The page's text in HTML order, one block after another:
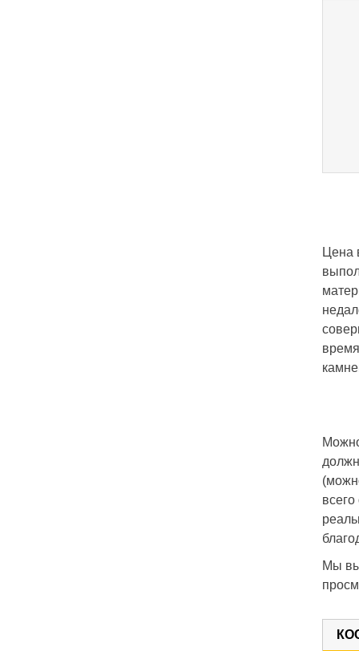
Цена
Мы